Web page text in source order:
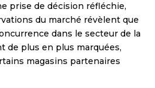
prise de décision réfléchie,
du marché révèlent que
dans le secteur de la
de plus en plus marquées,
magasins partenaires